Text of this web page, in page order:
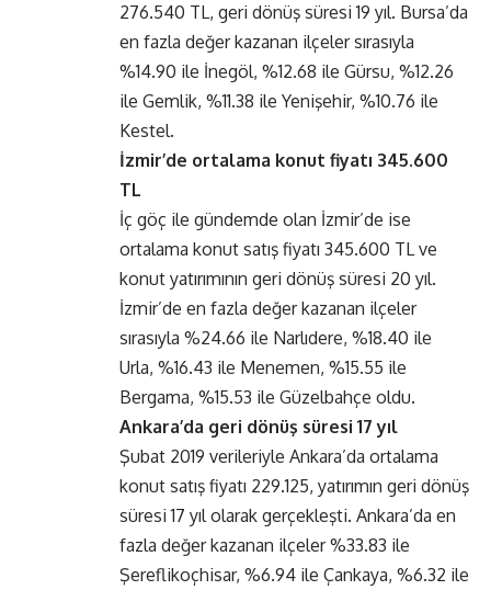
276.540 TL, geri dönüş süresi 19 yıl. Bursa’da
en fazla değer kazanan ilçeler sırasıyla
%14.90 ile İnegöl, %12.68 ile Gürsu, %12.26
ile Gemlik, %11.38 ile Yenişehir, %10.76 ile
Kestel.
İzmir’de ortalama konut fiyatı 345.600
TL
İç göç ile gündemde olan İzmir’de ise
ortalama konut satış fiyatı 345.600 TL ve
konut yatırımının geri dönüş süresi 20 yıl.
İzmir’de en fazla değer kazanan ilçeler
sırasıyla %24.66 ile Narlıdere, %18.40 ile
Urla, %16.43 ile Menemen, %15.55 ile
Bergama, %15.53 ile Güzelbahçe oldu.
Ankara’da geri dönüş süresi 17 yıl
Şubat 2019 verileriyle Ankara’da ortalama
konut satış fiyatı 229.125, yatırımın geri dönüş
süresi 17 yıl olarak gerçekleşti. Ankara’da en
fazla değer kazanan ilçeler %33.83 ile
Şereflikoçhisar, %6.94 ile Çankaya, %6.32 ile